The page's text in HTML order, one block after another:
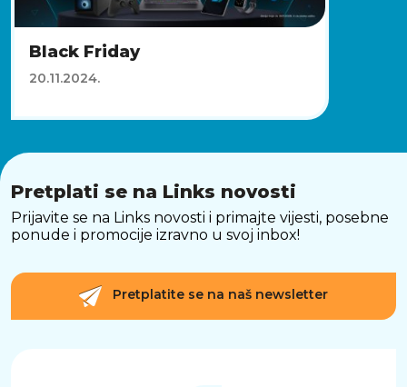
Black Friday
20.11.2024.
Pretplati se na Links novosti
Prijavite se na Links novosti i primajte vijesti, posebne
ponude i promocije izravno u svoj inbox!
Pretplatite se na naš newsletter